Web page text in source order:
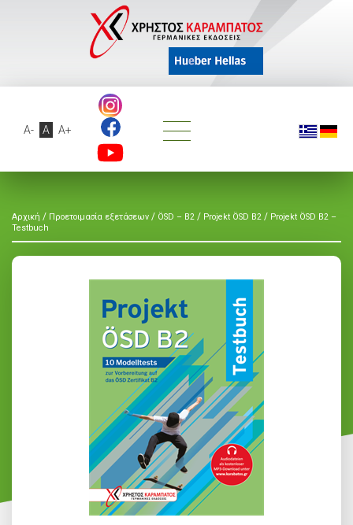
A- A A+
Αρχική / Προετοιμασία εξετάσεων / ÖSD – B2 / Projekt ÖSD B2 / Projekt ÖSD B2 –
Testbuch